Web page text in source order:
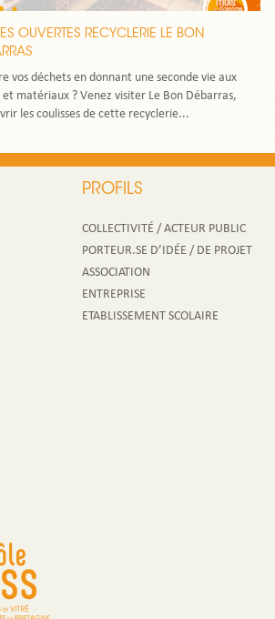
OUVERTES RECYCLERIE LE BON
vos déchets en donnant une seconde vie aux
matériaux ? Venez visiter Le Bon Débarras,
les coulisses de cette recyclerie...
PROFILS
COLLECTIVITÉ / ACTEUR PUBLIC
PORTEUR.SE D’IDÉE / DE PROJET
ASSOCIATION
ENTREPRISE
ETABLISSEMENT SCOLAIRE